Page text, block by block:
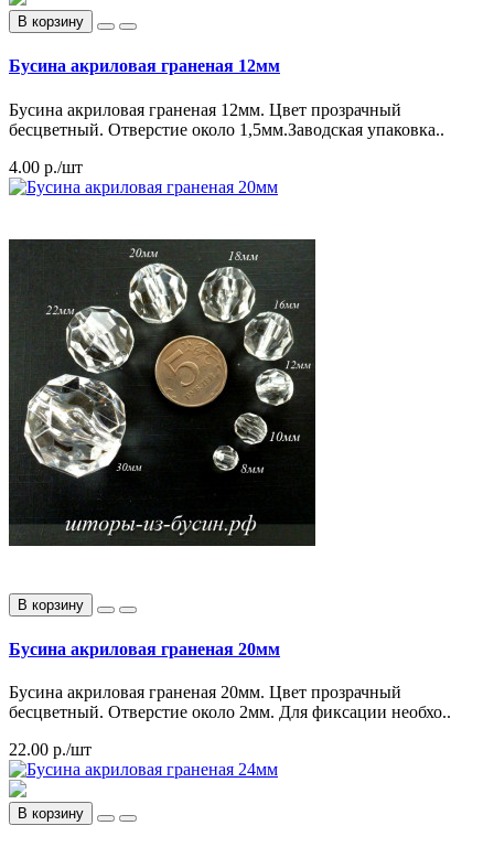
В корзину
Бусина акриловая граненая 12мм
Бусина акриловая граненая 12мм. Цвет прозрачный
бесцветный. Отверстие около 1,5мм.Заводская упаковка..
4.00 р./шт
В корзину
Бусина акриловая граненая 20мм
Бусина акриловая граненая 20мм. Цвет прозрачный
бесцветный. Отверстие около 2мм. Для фиксации необхо..
22.00 р./шт
В корзину